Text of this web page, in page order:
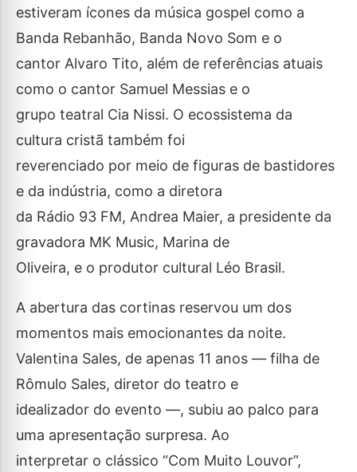
estiveram ícones da música gospel como a
Banda Rebanhão, Banda Novo Som e o
cantor Alvaro Tito, além de referências atuais
como o cantor Samuel Messias e o
grupo teatral Cia Nissi. O ecossistema da
cultura cristã também foi
reverenciado por meio de figuras de bastidores
e da indústria, como a diretora
da Rádio 93 FM, Andrea Maier, a presidente da
gravadora MK Music, Marina de
Oliveira, e o produtor cultural Léo Brasil.
A abertura das cortinas reservou um dos
momentos mais emocionantes da noite.
Valentina Sales, de apenas 11 anos — filha de
Rômulo Sales, diretor do teatro e
idealizador do evento —, subiu ao palco para
uma apresentação surpresa. Ao
interpretar o clássico “Com Muito Louvor”,